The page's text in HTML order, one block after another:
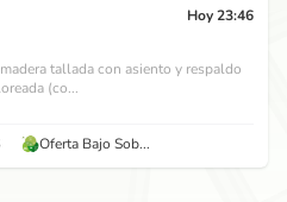
Hoy 23:46
tallada con asiento y respaldo
(co...
Oferta Bajo Sob...